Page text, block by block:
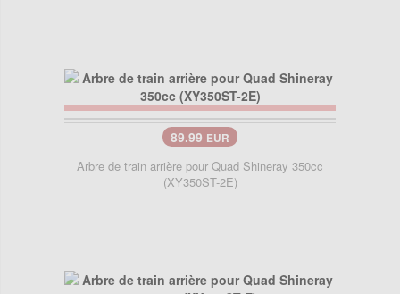
89.99 EUR
Arbre de train arrière pour Quad Shineray 350cc
(XY350ST-2E)